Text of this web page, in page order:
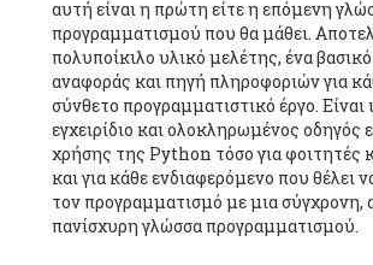
αυτή είναι η πρώτη είτε η επόμενη
προγραμματισμού που θα μάθει.
πολυποίκιλο υλικό μελέτης, ένα
αναφοράς και πηγή πληροφοριών για
σύνθετο προγραμματιστικό έργο. Είναι
εγχειρίδιο και ολοκληρωμένος οδηγός
χρήσης της Python τόσο για φοιτητές
και για κάθε ενδιαφερόμενο που θέλει
τον προγραμματισμό με μια σύγχρονη,
πανίσχυρη γλώσσα προγραμματισμού.